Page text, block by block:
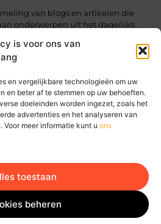
is voor ons van
en vergelijkbare technologieën om uw
en beter af te stemmen op uw behoeften.
doeleinden worden ingezet, zoals het
advertenties en het analyseren van
meer informatie kunt u ons
toestaan
beheren
Ga Naar
van blogs en artikelen die
onderwerpen uit het dagelijks
Cookiebeleid (EU)
All Right Reserved.